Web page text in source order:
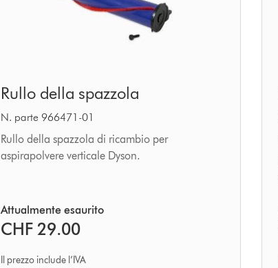
della
spazzola
Rullo della spazzola
N. parte 966471-01
Rullo della spazzola di ricambio per
aspirapolvere verticale Dyson.
Attualmente esaurito
CHF 29.00
Il prezzo include l’IVA